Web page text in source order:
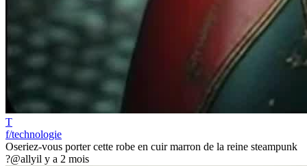
T
f/technologie
Oseriez-vous porter cette robe en cuir marron de la reine steampunk
?@allyil y a 2 mois